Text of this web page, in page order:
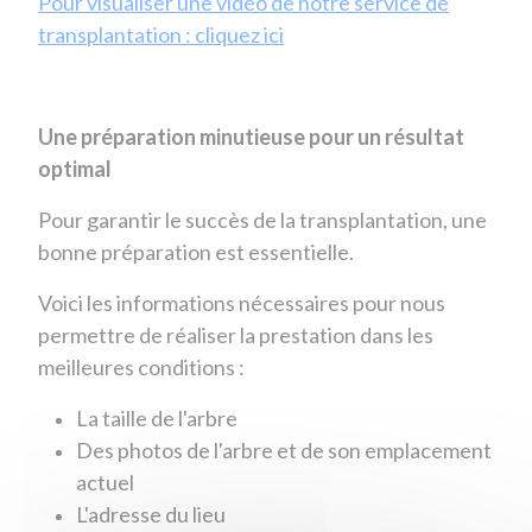
transplantation : cliquez ici
Une préparation minutieuse pour un résultat
optimal
Pour garantir le succès de la transplantation, une
bonne préparation est essentielle.
Voici les informations nécessaires pour nous
permettre de réaliser la prestation dans les
meilleures conditions :
La taille de l'arbre
Des photos de l'arbre et de son emplacement
actuel
L'adresse du lieu